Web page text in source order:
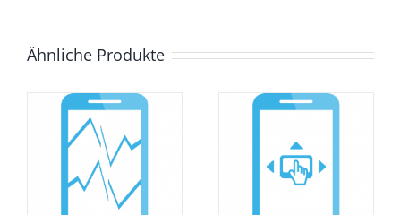
Ähnliche Produkte